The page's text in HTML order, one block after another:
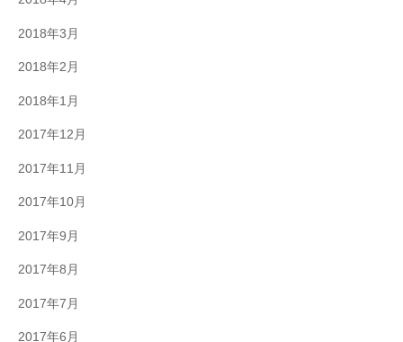
2018年3月
2018年2月
2018年1月
2017年12月
2017年11月
2017年10月
2017年9月
2017年8月
2017年7月
2017年6月